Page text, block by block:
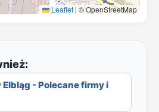
Leaflet | © OpenStreetMap
- Polecane firmy i